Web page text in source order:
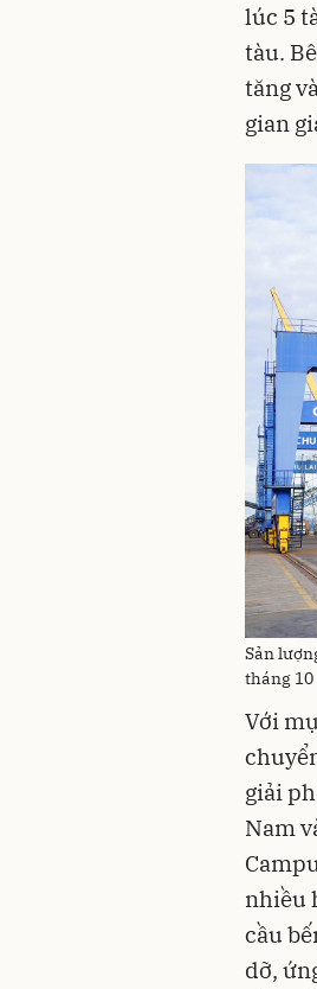
lúc 5
tàu.
tăng
gian
Sản
tháng 10
Với
giải
Nam
nhiều
cầu
dỡ,